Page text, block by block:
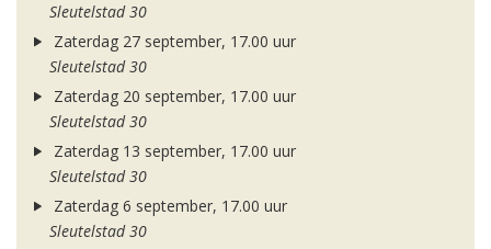
Sleutelstad 30
Zaterdag 27 september, 17.00 uur
Sleutelstad 30
Zaterdag 20 september, 17.00 uur
Sleutelstad 30
Zaterdag 13 september, 17.00 uur
Sleutelstad 30
Zaterdag 6 september, 17.00 uur
Sleutelstad 30